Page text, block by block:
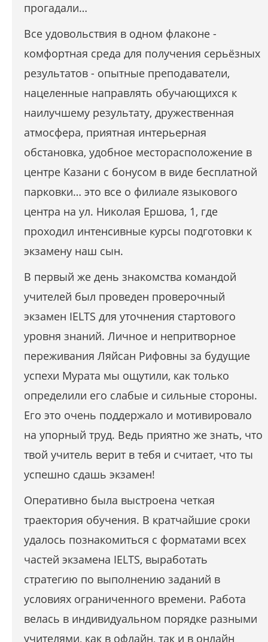
прогадали…
Все удовольствия в одном флаконе -
комфортная среда для получения серьёзных
результатов - опытные преподаватели,
нацеленные направлять обучающихся к
наилучшему результату, дружественная
атмосфера, приятная интерьерная
обстановка, удобное месторасположение в
центре Казани с бонусом в виде бесплатной
парковки… это все о филиале языкового
центра на ул. Николая Ершова, 1, где
проходил интенсивные курсы подготовки к
экзамену наш сын.
В первый же день знакомства командой
учителей был проведен проверочный
экзамен IELTS для уточнения стартового
уровня знаний. Личное и непритворное
переживания Ляйсан Рифовны за будущие
успехи Мурата мы ощутили, как только
определили его слабые и сильные стороны.
Его это очень поддержало и мотивировало
на упорный труд. Ведь приятно же знать, что
твой учитель верит в тебя и считает, что ты
успешно сдашь экзамен!
Оперативно была выстроена четкая
траектория обучения. В кратчайшие сроки
удалось познакомиться с форматами всех
частей экзамена IELTS, выработать
стратегию по выполнению заданий в
условиях ограниченного времени. Работа
велась в индивидуальном порядке разными
учителями, как в офлайн, так и в онлайн